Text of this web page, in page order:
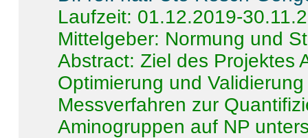
Laufzeit: 01.12.2019-
Mittelgeber: Normung und
Abstract:Ziel des Projektes
Optimierung und
Messverfahren zur
Aminogruppen auf NP